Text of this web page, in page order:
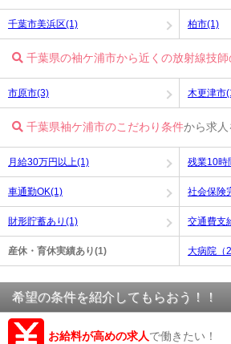
千葉市美浜区(1) 柏市(1)
千葉県の袖ケ浦市から近くの放射線技
市原市(3) 木更津市
千葉県袖ケ浦市のこだわり条件から求人
月給30万円以上(1) 残業10時
車通勤OK(1) 社会保険
財形貯蓄あり(1) 交通費支
産休・育休実績あり(1) 大病院（
希望の条件を紹介してもらおう！！
お給料が高めの求人で働きたい！